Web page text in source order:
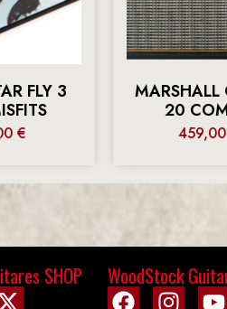
FLY 3
€
MARSHALL
20
459,00
SHOP WoodStock